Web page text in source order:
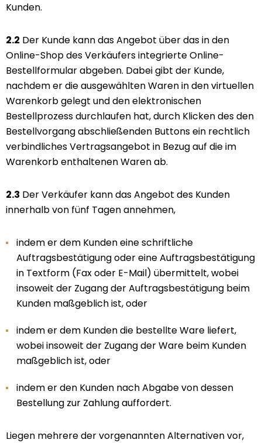
Kunden.
2.2 Der Kunde kann das Angebot über das in den
Online-Shop des Verkäufers integrierte Online-
Bestellformular abgeben. Dabei gibt der Kunde,
nachdem er die ausgewählten Waren in den virtuellen
Warenkorb gelegt und den elektronischen
Bestellprozess durchlaufen hat, durch Klicken des den
Bestellvorgang abschließenden Buttons ein rechtlich
verbindliches Vertragsangebot in Bezug auf die im
Warenkorb enthaltenen Waren ab.
2.3 Der Verkäufer kann das Angebot des Kunden
innerhalb von fünf Tagen annehmen,
indem er dem Kunden eine schriftliche
Auftragsbestätigung oder eine Auftragsbestätigung
in Textform (Fax oder E-Mail) übermittelt, wobei
insoweit der Zugang der Auftragsbestätigung beim
Kunden maßgeblich ist, oder
indem er dem Kunden die bestellte Ware liefert,
wobei insoweit der Zugang der Ware beim Kunden
maßgeblich ist, oder
indem er den Kunden nach Abgabe von dessen
Bestellung zur Zahlung auffordert.
Liegen mehrere der vorgenannten Alternativen vor,